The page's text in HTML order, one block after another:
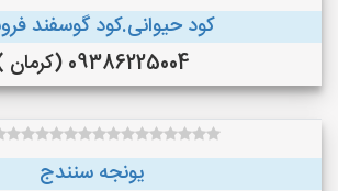
کود حیوانی.کود گوسفند
09386225004 (کرمان )
یونجه سنندج